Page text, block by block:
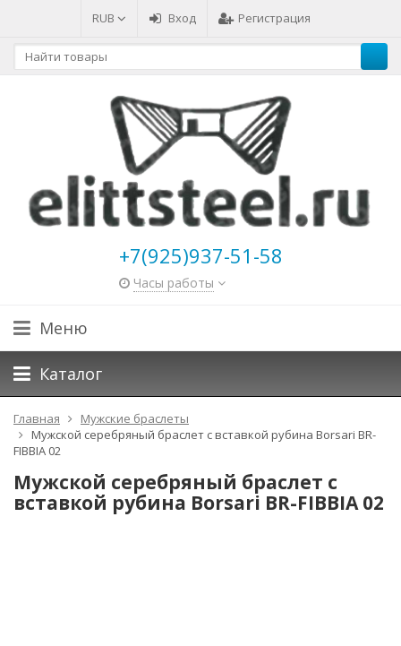
RUB Вход Регистрация
+7(925)937-51-58
Часы работы
Меню
Каталог
Главная
Мужские браслеты
Мужской серебряный браслет с вставкой рубина Borsari BR-
FIBBIA 02
Мужской серебряный браслет с
вставкой рубина Borsari BR-FIBBIA 02